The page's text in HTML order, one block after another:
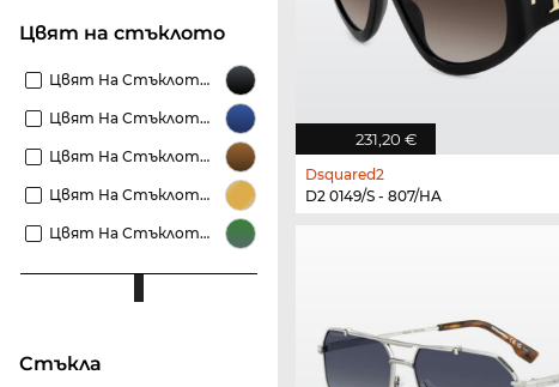
Цвят на стъклото
Цвят На Стъклото Черни
Цвят На Стъклото Сини
Цвят На Стъклото Кафяви
Цвят На Стъклото Златисти
Цвят На Стъклото Зелени
стъкла
231,20 €
Dsquared2
D2 0149/S - 807/HA